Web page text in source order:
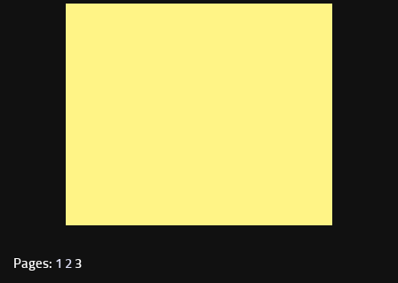
Pages: 1 2 3